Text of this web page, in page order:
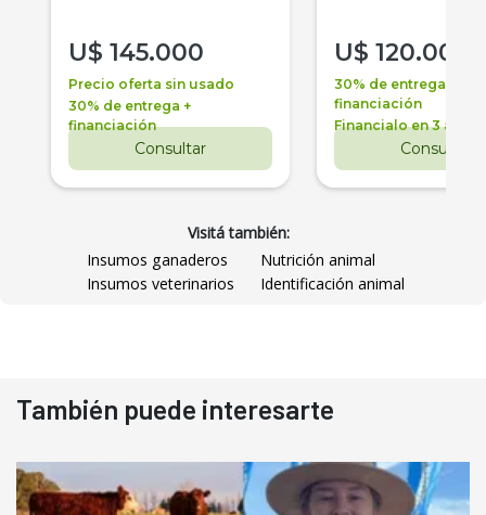
U$ 145.000
Precio oferta sin usado
30% de entrega +
financiación
Consultar
U$ 120.000
30% de entrega +
financiación
Financialo en 3 años
Consultar
Visitá también:
Insumos ganaderos
Nutrición animal
Insumos veterinarios
Identificación animal
También puede interesarte